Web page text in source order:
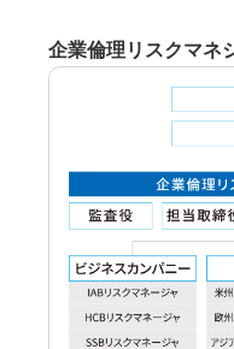
企業倫理リスクマネ